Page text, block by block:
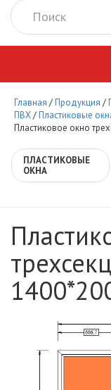
Главная /Продукция /
ПВХ/Пластиковые
Пластиковое окно
ПЛАСТИКОВЫЕ
ОКНА